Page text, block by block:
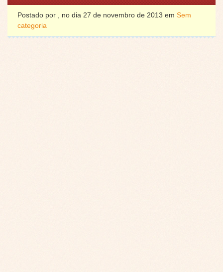
Postado por , no dia 27 de novembro de 2013 em Sem
categoria